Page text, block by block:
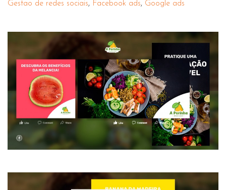
Gestao de redes sociais, Facebook ads, Google ads